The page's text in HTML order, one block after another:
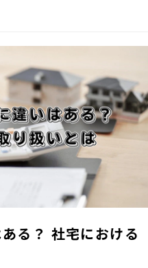
る？ 社宅における